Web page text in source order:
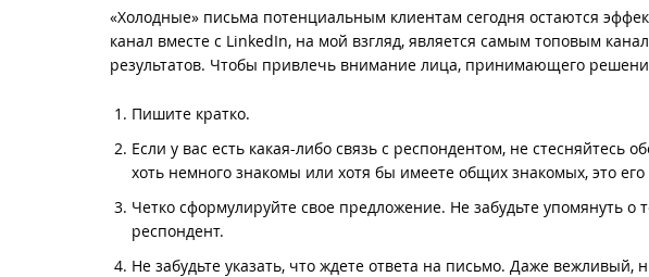
«Холодные» письма потенциальным клиентам сегодня остаются
канал вместе с LinkedIn, на мой взгляд, является самым топовым
результатов. Чтобы привлечь внимание лица, принимающего
Пишите кратко.
Если у вас есть какая-либо связь с респондентом, не стесняйтесь
хоть немного знакомы или хотя бы имеете общих знакомых, это
Четко сформулируйте свое предложение. Не забудьте упомянуть о
респондент.
Не забудьте указать, что ждете ответа на письмо. Даже